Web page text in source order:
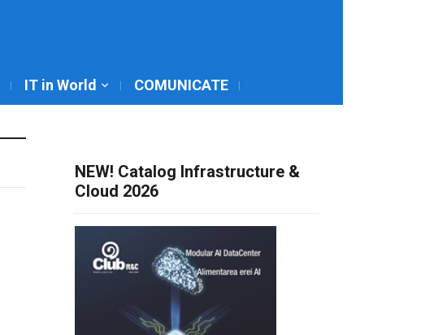
IT in World COMUNICATE
NEW! Catalog Infrastructure &
Cloud 2026